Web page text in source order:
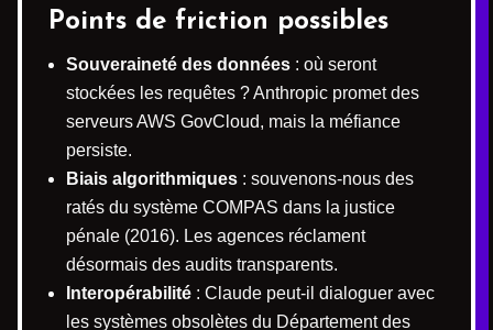
Points de friction possibles
Souveraineté des données : où seront
stockées les requêtes ? Anthropic promet des
serveurs AWS GovCloud, mais la méfiance
persiste.
Biais algorithmiques : souvenons-nous des
ratés du système COMPAS dans la justice
pénale (2016). Les agences réclament
désormais des audits transparents.
Interopérabilité : Claude peut-il dialoguer avec
les systèmes obsolètes du Département des